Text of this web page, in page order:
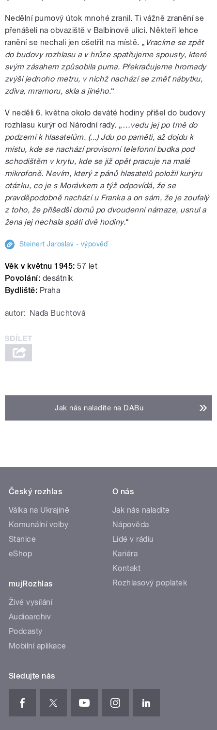
Nedělní pumový útok mnohé zranil. Ti vážně zranění se
přenášeli na obvaziště v Balbínově ulici. Někteří lehce
ranění se nechali jen ošetřit na místě. „ Vracíme se zpět
do budovy rozhlasu a v hrůze spatřujeme spousty, které
svým zásahem způsobila puma. Překračujeme hromady
zvýši jednoho metru, v nichž nachází se změť nábytku,
zdiva, mramoru, skla a jiného.“
V neděli 6. května okolo deváté hodiny přišel do budovy
rozhlasu kurýr od Národní rady. „ …vedu jej po tmě do
podzemí k hlasatelům. (...) Jdu po paměti, až dojdu k
místu, kde se nachází provisorní telefonní budka pod
schodištěm v krytu, kde se již opět pracuje na malé
mikrofoně. Nevím, který z pánů hlasatelů položil kurýru
otázku, co je s Morávkem a týž odpovídá, že se
pravděpodobně nachází u Franka a on sám, že je zoufalý
z toho, že přišedši domů po dvoudenní námaze, usnul a
žena jej nechala spáti dvě hodiny.“
Steinert Jaroslav - výpověď
Věk v květnu 1945: 57 let
Povolání: desátník
Bydliště: Praha
autor: Naďa Buchtová
Jak nás naladíte na DABu
Český rozhlas
Válka na Ukrajině
Komunální volby
Stanice
eShop
mujRozhlas
Živé vysílání
Audioarchiv
Podcasty
Mobilní aplikace
O nás
Jak nás naladíte
Nápověda
Lidé v rádiu
Kariéra
Kontakt
Rozhlasový poplatek
Sledujte nás